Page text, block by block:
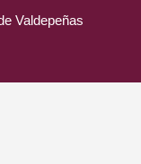
Valdepeñas